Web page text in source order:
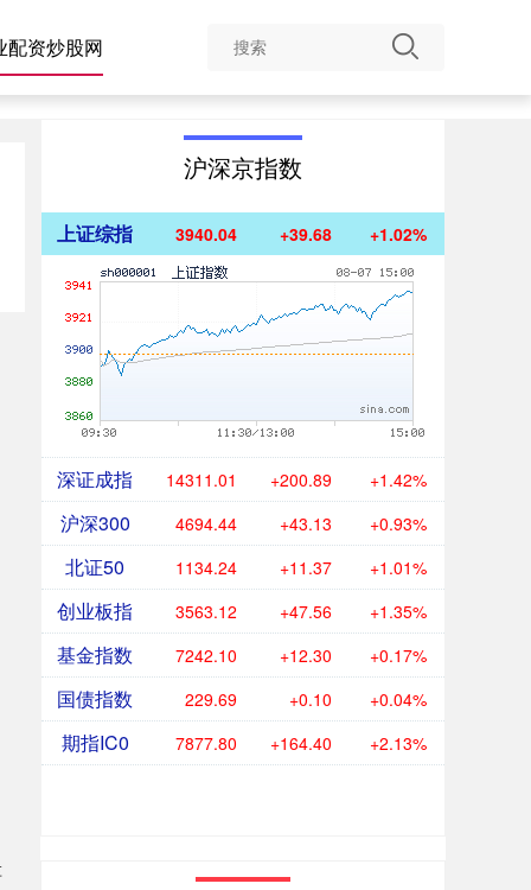
配资炒股网
沪深京指数
上证综指 3940.04 +39.68 +1.02%
深证成指 14311.01 +200.89 +1.42%
沪深300 4694.44 +43.13 +0.93%
北证50 1134.24 +11.37 +1.01%
创业板指 3563.12 +47.56 +1.35%
基金指数 7242.10 +12.30 +0.17%
国债指数 229.69 +0.10 +0.04%
期指IC0 7877.80 +164.40 +2.13%